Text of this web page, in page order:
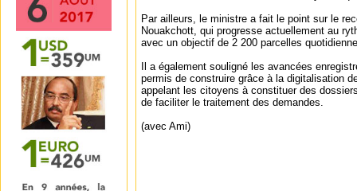
Par ailleurs, le ministre a fait le point sur le
Nouakchott, qui progresse actuellement au
avec un objectif de 2 200 parcelles
Il a également souligné les avancées
permis de construire grâce à la digitalisation
appelant les citoyens à constituer des
de faciliter le traitement des demandes.
(avec Ami)